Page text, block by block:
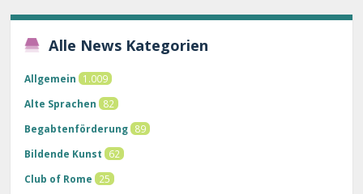
Alle News Kategorien
Allgemein
1.009
Alte Sprachen
82
Begabtenförderung 89
Bildende Kunst
62
Club of Rome
25